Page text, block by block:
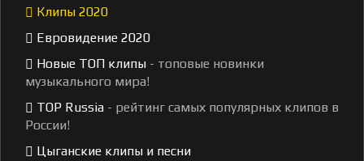
Клипы 2020
Евровидение 2020
Новые ТОП клипы - топовые новинки
музыкального мира!
TOP Russia - рейтинг самых популярных клипов в
России!
Цыганские клипы и песни